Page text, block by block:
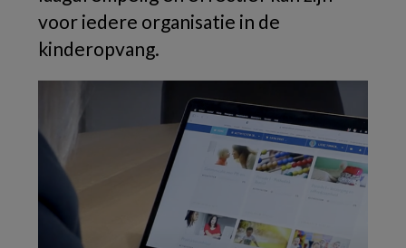
voor iedere organisatie in de
kinderopvang.